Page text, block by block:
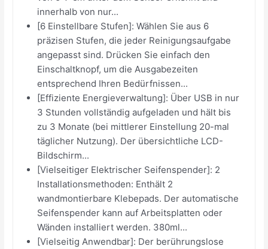
innerhalb von nur...
[6 Einstellbare Stufen]: Wählen Sie aus 6
präzisen Stufen, die jeder Reinigungsaufgabe
angepasst sind. Drücken Sie einfach den
Einschaltknopf, um die Ausgabezeiten
entsprechend Ihren Bedürfnissen...
[Effiziente Energieverwaltung]: Über USB in nur
3 Stunden vollständig aufgeladen und hält bis
zu 3 Monate (bei mittlerer Einstellung 20-mal
täglicher Nutzung). Der übersichtliche LCD-
Bildschirm...
[Vielseitiger Elektrischer Seifenspender]: 2
Installationsmethoden: Enthält 2
wandmontierbare Klebepads. Der automatische
Seifenspender kann auf Arbeitsplatten oder
Wänden installiert werden. 380ml...
[Vielseitig Anwendbar]: Der berührungslose